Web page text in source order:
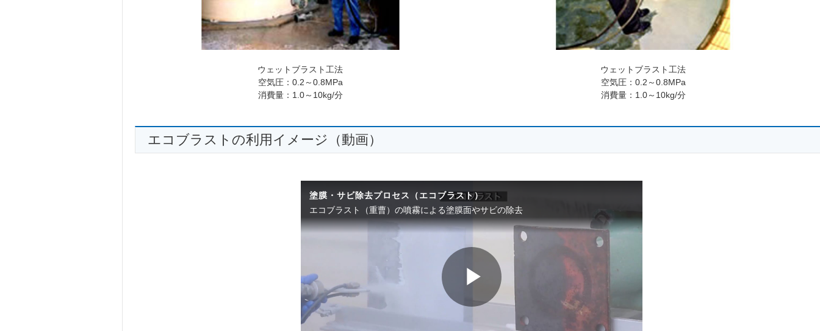
ウェットブラスト工法
空気圧：0.2～0.8MPa
消費量：1.0～10kg/分
ウェットブラスト工法
空気圧：0.2～0.8MPa
消費量：1.0～10kg/分
エコブラストの利用イメージ（動画）